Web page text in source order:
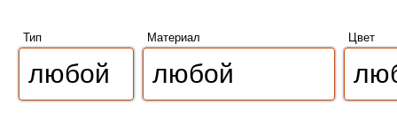
Тип Материал Цвет